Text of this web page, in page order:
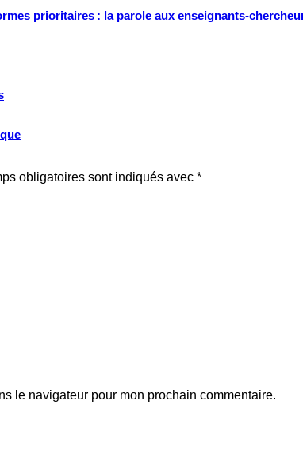
prioritaires : la parole aux enseignants-
obligatoires sont indiqués avec *
le navigateur pour mon prochain commentaire.